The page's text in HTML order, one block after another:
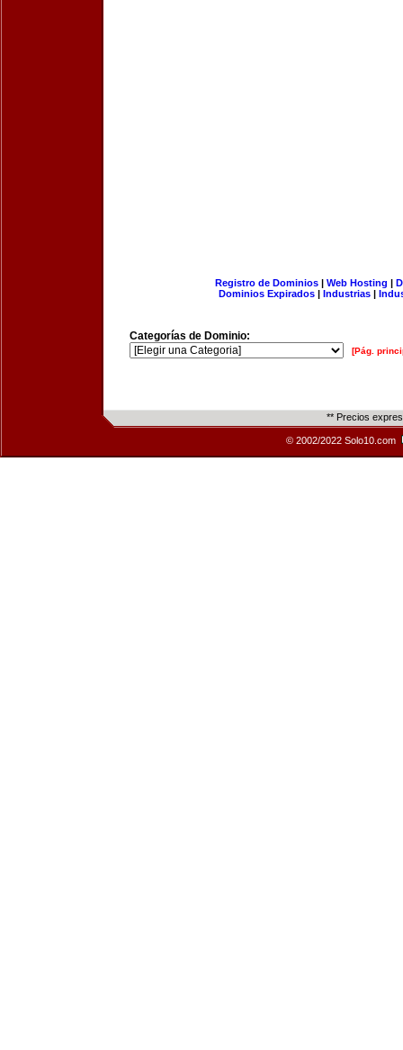
Registro de Dominios| Web Hosting |
Dominios Expirados | Industrias |
Categorías de Dominio:
[Pág.
** Precios
© 2002/2022 Solo10.com